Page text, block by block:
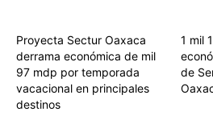
Proyecta Sectur Oaxaca
derrama económica de mil
97 mdp por temporada
vacacional en principales
destinos
1 mil
de